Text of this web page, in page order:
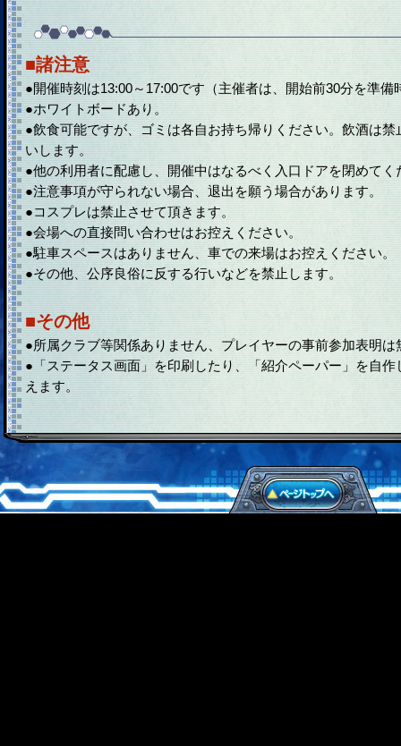
■諸注意
●開催時刻は13:00～17:00です（主催者は、開始前30分を準備
●ホワイトボードあり。
●飲食可能ですが、ゴミは各自お持ち帰りください。飲酒は
いします。
●他の利用者に配慮し、開催中はなるべく入口ドアを閉めてく
●注意事項が守られない場合、退出を願う場合があります。
●コスプレは禁止させて頂きます。
●会場への直接問い合わせはお控えください。
●駐車スペースはありません、車での来場はお控えください。
●その他、公序良俗に反する行いなどを禁止します。
■その他
●所属クラブ等関係ありません、プレイヤーの事前参加表明は
●「ステータス画面」を印刷したり、「紹介ペーパー」を自
えます。